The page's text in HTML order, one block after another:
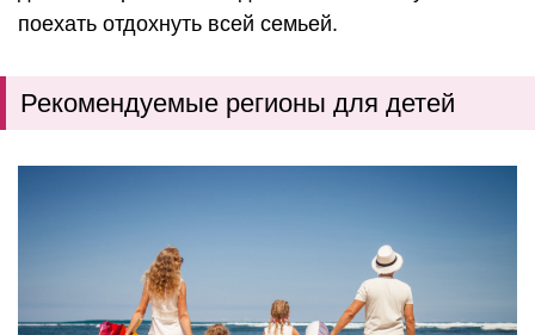
поехать отдохнуть всей семьей.
Рекомендуемые регионы для детей